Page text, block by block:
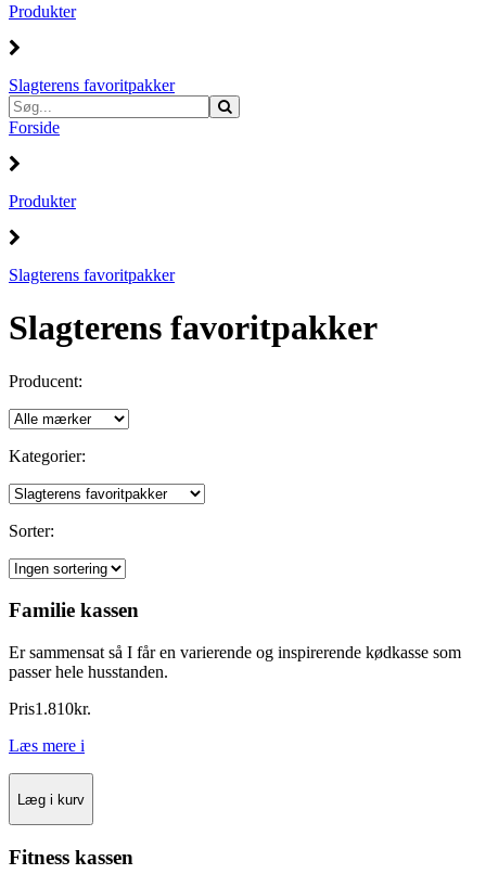
Produkter
Slagterens favoritpakker
Forside
Produkter
Slagterens favoritpakker
Slagterens favoritpakker
Producent:
Kategorier:
Sorter:
Familie kassen
Er sammensat så I får en varierende og inspirerende kødkasse som
passer hele husstanden.
Pris1.810kr.
Læs mere i
Læg i kurv
Fitness kassen